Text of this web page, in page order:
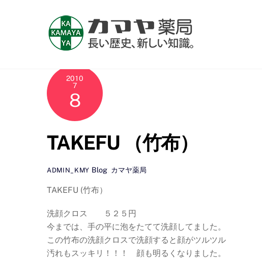
2010
7
8
TAKEFU （竹布）
ADMIN_KMY Blog, カマヤ薬局
TAKEFU (竹布）
洗顔クロス ５２５円
今までは、手の平に泡をたてて洗顔してました。
この竹布の洗顔クロスで洗顔すると顔がツルツル
汚れもスッキリ！！！ 顔も明るくなりました。